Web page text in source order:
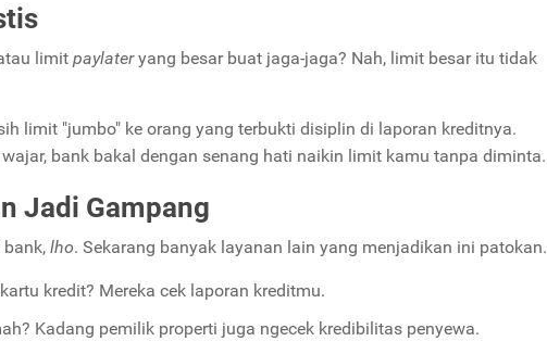
limit paylateryang besar buat jaga-jaga? Nah, limit besar itu tidak
limit "jumbo" ke orang yang terbukti disiplin di laporan kreditnya.
bank bakal dengan senang hati naikin limit kamu tanpa diminta.
Jadi Gampang
lho. Sekarang banyak layanan lain yang menjadikan ini patokan.
kredit? Mereka cek laporan kreditmu.
Kadang pemilik properti juga ngecek kredibilitas penyewa.